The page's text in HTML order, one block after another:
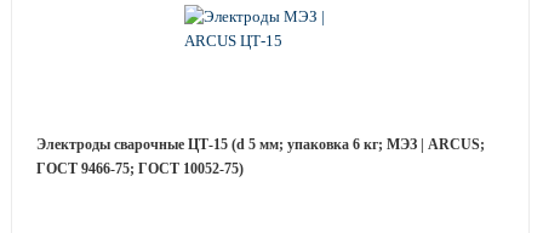
Электроды сварочные ЦТ-15 (d 5 мм; упаковка 6 кг; МЭЗ | ARCUS;
ГОСТ 9466-75; ГОСТ 10052-75)